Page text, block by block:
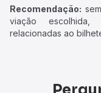
Recomendação:
viação escolhida,
relacionadas ao